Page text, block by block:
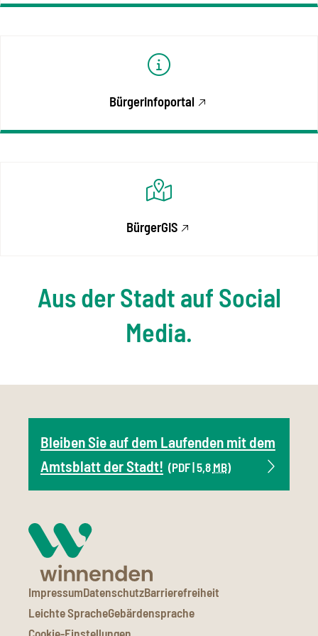
Bürgerinfoportal
BürgerGIS
Aus der Stadt auf Social
Media.
Bleiben Sie auf dem Laufenden mit dem
Amtsblatt der Stadt! (PDF | 5,8 MB)
ImpressumDatenschutzBarrierefreiheit
Leichte SpracheGebärdensprache